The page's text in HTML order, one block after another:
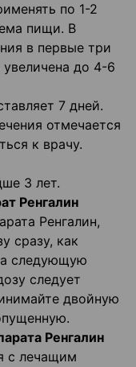
по 1-2
пищи. В
в первые три
до 4-6
7 дней.
отмечается
к врачу.
3 лет.
Ренгалин
Ренгалин,
сразу, как
а следующую
следует
двойную
Ренгалин
с лечащим